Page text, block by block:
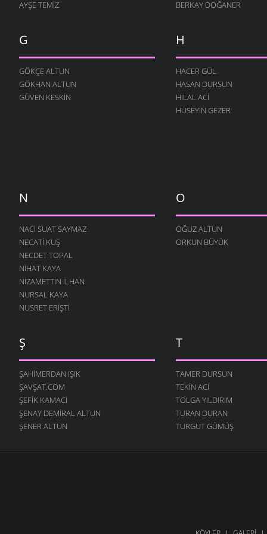
İSMET ACI
AYŞE TEMIZ
BERKAY DOĞANER
G
GÖKÇE ALTUN
GÖKHAN ALTUN
GÜVEN KESKIN
H
HACER GÜL
HASAN DURSUN
HILAL ACI
HÜSEYIN GEZER
N
NACI SUAT SAYMAZ
NECATI KUŞ
NECDET TOPAL
NIHAT KAYA
NIZAMETTIN İLHAN
NURSAL KAYA
NUSRET ERIŞTI
O
OĞUZ ALTUN
ORKUN BÜYÜK
Ş
ŞAHIMERDAN IŞIK
ŞAVŞAT.COM
ŞEFIK KAMACI
ŞENAY DEMIRAL ALTUN
ŞENER ALTUN
T
TAMER DURSUN
TEKIN ACI
TOLGA YILDIRIM
TURAN DURAN
TURGUT GÜMÜŞ